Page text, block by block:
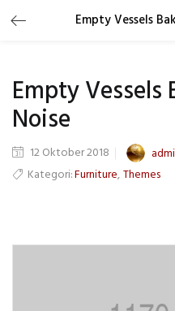
Empty Vessels
LOGIN
Masukkan username dan
Empty
Noise
12 Oktober 2018
Kategori:Furniture,Themes